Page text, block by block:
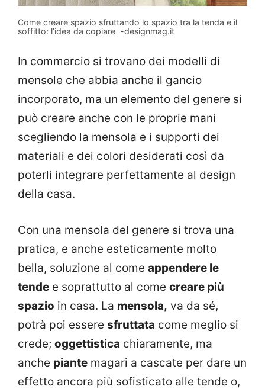
Come creare spazio sfruttando lo spazio tra la tenda e il
soffitto: l’idea da copiare -designmag.it
In commercio si trovano dei modelli di
mensole che abbia anche il gancio
incorporato, ma un elemento del genere si
può creare anche con le proprie mani
scegliendo la mensola e i supporti dei
materiali e dei colori desiderati così da
poterli integrare perfettamente al design
della casa.
Con una mensola del genere si trova una
pratica, e anche esteticamente molto
bella, soluzione al come appendere le
tende e soprattutto al come creare più
spazio in casa. La mensola, va da sé,
potrà poi essere sfruttata come meglio si
crede; oggettistica chiaramente, ma
anche piante magari a cascate per dare un
effetto ancora più sofisticato alle tende o,